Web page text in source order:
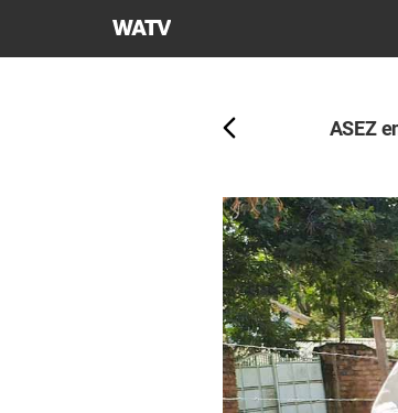
Iglesia
Misionera
ASEZ